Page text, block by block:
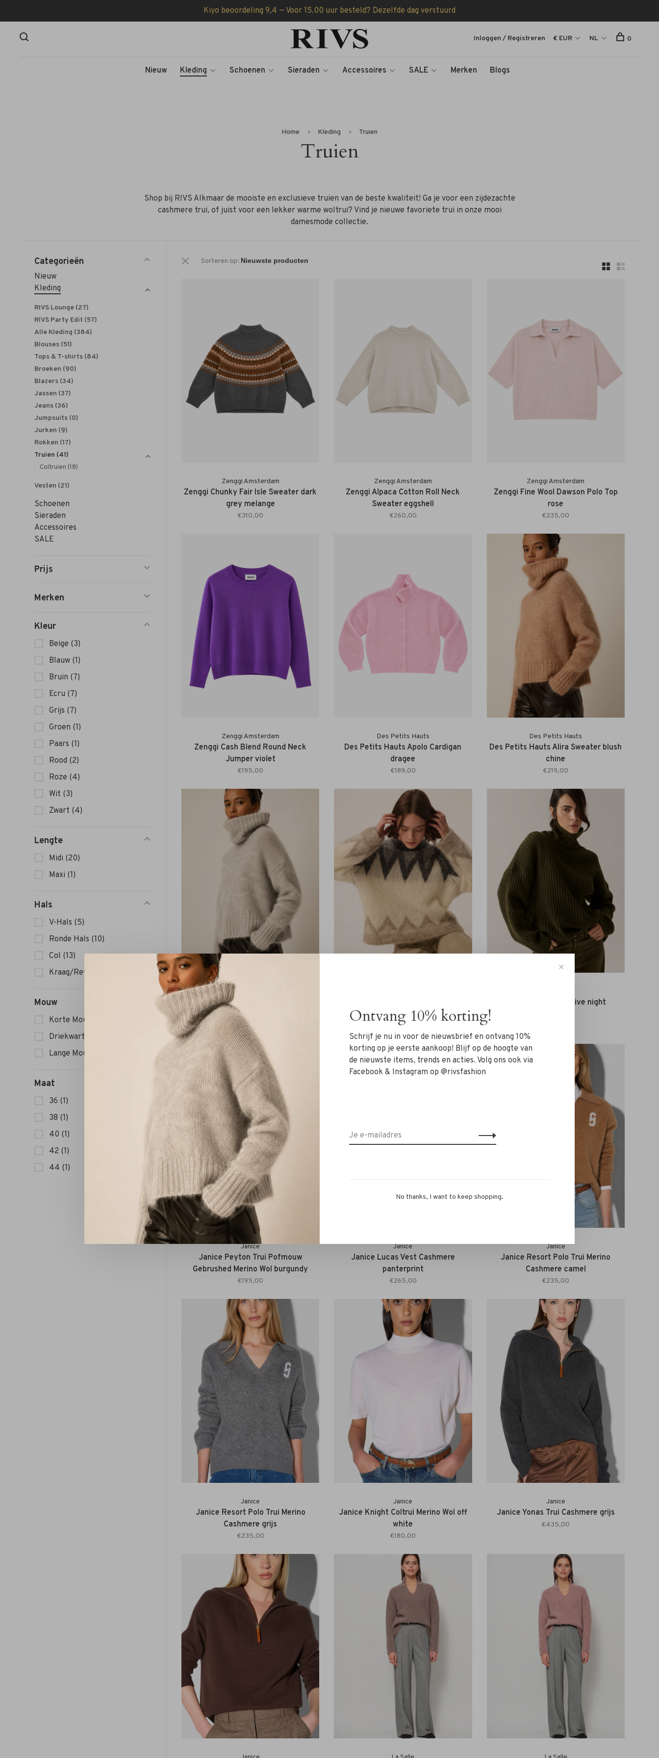
Kiyo beoordeling 9,4 — Voor 15.00 uur besteld? Dezelfde dag verstuurd
Nieuw Kleding Schoenen Sieraden Accessoires SALE Merken Blogs
Inloggen / Registreren € EUR NL 0
Home Kleding Truien
Truien
Shop bij RIVS Alkmaar de mooiste en exclusieve truien van de beste kwaliteit! Ga je voor een zijdezachte
cashmere trui, of juist voor een lekker warme woltrui? Vind je nieuwe favoriete trui in onze mooi
damesmode collectie.
Categorieën
Nieuw
Kleding
RIVS Lounge (27)
RIVS Party Edit (57)
Alle Kleding (384)
Blouses (51)
Tops & T-shirts (84)
Broeken (90)
Blazers (34)
Jassen (37)
Jeans (36)
Jumpsuits (0)
Jurken (9)
Rokken (17)
Truien (41)
Coltruien (18)
Vesten (21)
Schoenen
Sieraden
Accessoires
SALE
Prijs
Merken
Kleur
Beige (3)
Blauw (1)
Bruin (7)
Ecru (7)
Grijs (7)
Groen (1)
Paars (1)
Rood (2)
Roze (4)
Wit (3)
Zwart (4)
Lengte
Midi (20)
Maxi (1)
Hals
V-Hals (5)
Ronde Hals (10)
Col (13)
Kraag/Revers
Mouw
Korte Mouw
Driekwart Mouw
Lange Mouw
Maat
36 (1)
38 (1)
40 (1)
42 (1)
44 (1)
Sorteren op:
Zenggi Amsterdam
Zenggi Chunky Fair Isle Sweater dark
grey melange
€310,00
Zenggi Amsterdam
Zenggi Alpaca Cotton Roll Neck
Sweater eggshell
€260,00
Zenggi Amsterdam
Zenggi Fine Wool Dawson Polo Top
rose
€235,00
Zenggi Amsterdam
Zenggi Cash Blend Round Neck
Jumper violet
€195,00
Des Petits Hauts
Des Petits Hauts Apolo Cardigan
dragee
€189,00
Des Petits Hauts
Des Petits Hauts Alira Sweater blush
chine
€219,00
Des Petits Hauts
Des Petits Hauts Alira Sweater galet
€219,00
jacquard galet
€229,00
Lois Alba Col Trui olive night
Janice
Janice Peyton Trui Pofmouw
Gebrushed Merino Wol burgundy
€195,00
Janice
Janice Lucas Vest Cashmere
panterprint
€265,00
Janice
Janice Resort Polo Trui Merino
Cashmere camel
€235,00
Janice
Janice Resort Polo Trui Merino
Cashmere grijs
€235,00
Janice
Janice Knight Coltrui Merino Wol off
white
€180,00
Janice
Janice Yonas Trui Cashmere grijs
€435,00
✕
Ontvang 10% korting!
Schrijf je nu in voor de nieuwsbrief en ontvang 10%
korting op je eerste aankoop! Blijf op de hoogte van
de nieuwste items, trends en acties. Volg ons ook via
Facebook & Instagram op @rivsfashion
No thanks, I want to keep shopping.